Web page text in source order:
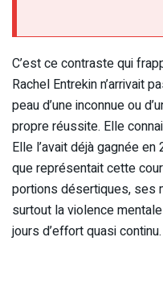
C’est ce contraste qui
Rachel Entrekin n’arrivait
peau d’une inconnue ou
propre réussite. Elle
Elle l’avait déjà gagnée
que représentait cette
portions désertiques, ses
surtout la violence
jours d’effort quasi continu.